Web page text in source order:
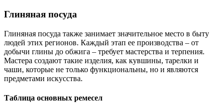
Глиняная посуда
Глиняная посуда также занимает значительное место в быту
людей этих регионов. Каждый этап ее производства – от
добычи глины до обжига – требует мастерства и терпения.
Мастера создают такие изделия, как кувшины, тарелки и
чаши, которые не только функциональны, но и являются
предметами искусства.
Таблица основных ремесел